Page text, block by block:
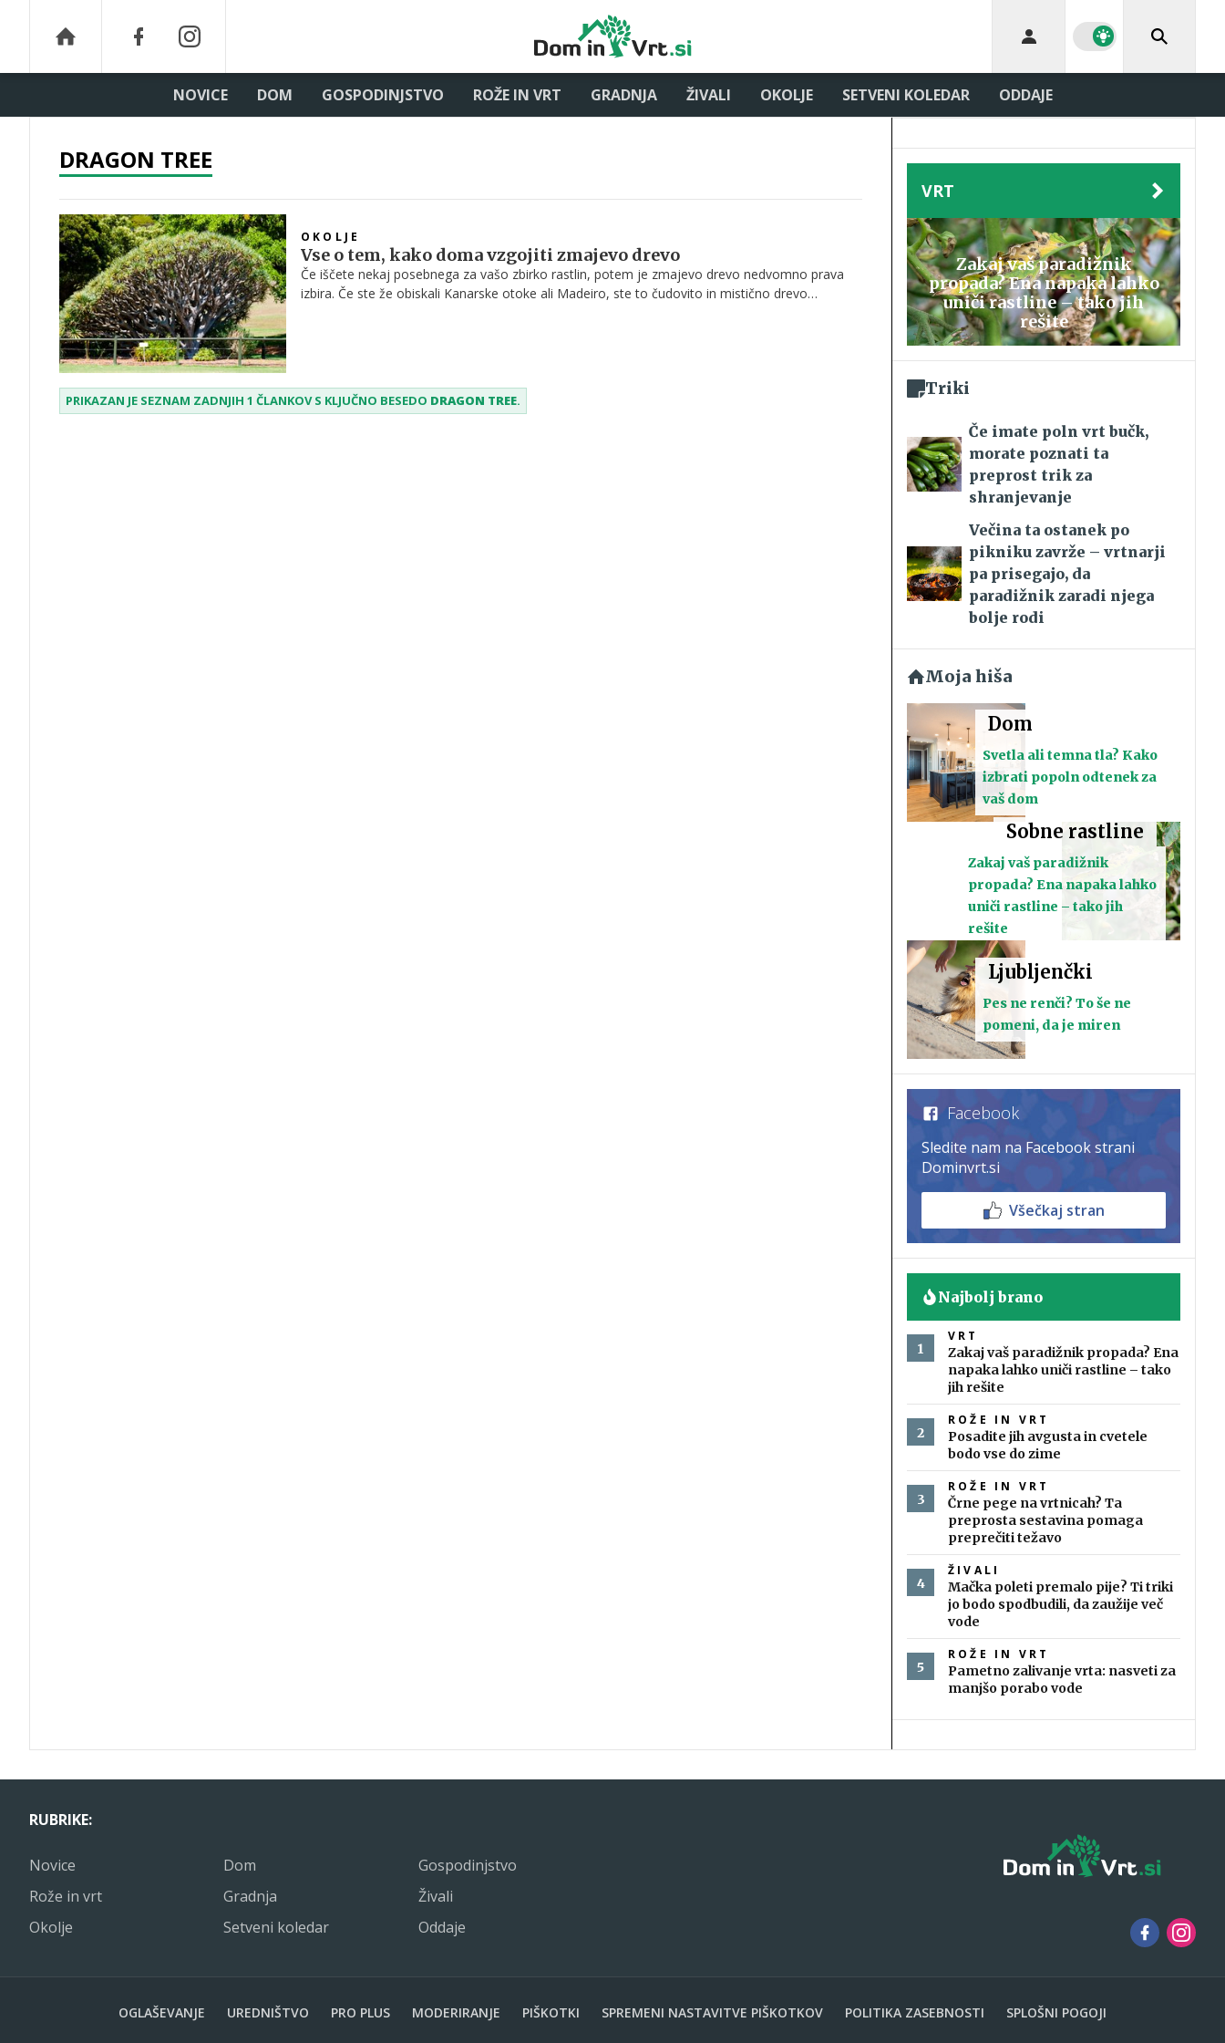
NOVICE DOM GOSPODINJSTVO ROŽE IN VRT GRADNJA ŽIVALI OKOLJE SETVENI KOLEDAR ODDAJE
DRAGON TREE
OKOLJE
Vse o tem, kako doma vzgojiti zmajevo drevo
Če iščete nekaj posebnega za vašo zbirko rastlin, potem je zmajevo drevo nedvomno prava
izbira. Če ste že obiskali Kanarske otoke ali Madeiro, ste to čudovito in mistično drevo
PRIKAZAN JE SEZNAM ZADNJIH 1 ČLANKOV S KLJUČNO BESEDO DRAGON TREE.
VRT
Zakaj vaš paradižnik
propada? Ena napaka lahko
uniči rastline – tako jih
rešite
Triki
Če imate poln vrt bučk,
morate poznati ta
preprost trik za
shranjevanje
Večina ta ostanek po
pikniku zavrže – vrtnarji
pa prisegajo, da
paradižnik zaradi njega
bolje rodi
Moja hiša
Dom
Svetla ali temna tla? Kako
izbrati popoln odtenek za
vaš dom
Sobne rastline
Zakaj vaš paradižnik
propada? Ena napaka lahko
uniči rastline – tako jih
rešite
Ljubljenčki
Pes ne renči? To še ne
pomeni, da je miren
Facebook
Sledite nam na Facebook strani
Dominvrt.si
Všečkaj stran
Najbolj brano
VRT
Zakaj vaš paradižnik propada? Ena
napaka lahko uniči rastline – tako
jih rešite
ROŽE IN VRT
Posadite jih avgusta in cvetele
bodo vse do zime
ROŽE IN VRT
Črne pege na vrtnicah? Ta
preprosta sestavina pomaga
preprečiti težavo
ŽIVALI
Mačka poleti premalo pije? Ti triki
jo bodo spodbudili, da zaužije več
vode
ROŽE IN VRT
Pametno zalivanje vrta: nasveti za
manjšo porabo vode
RUBRIKE:
Novice Dom
Gospodinjstvo
Rože in vrt
Gradnja
Živali
Okolje
Setveni koledar Oddaje
OGLAŠEVANJE UREDNIŠTVO PRO PLUS MODERIRANJE PIŠKOTKI SPREMENI NASTAVITVE PIŠKOTKOV POLITIKA ZASEBNOSTI SPLOŠNI POGOJI